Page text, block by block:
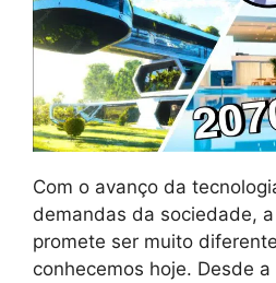
Com o avanço da
demandas da sociedade,
promete ser muito
conhecemos hoje. Desde